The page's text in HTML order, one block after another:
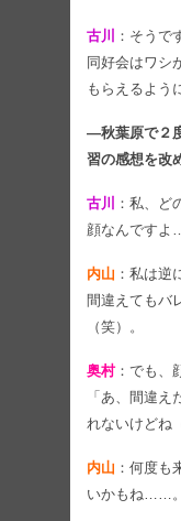
古川
：そうで
同好会はワシ
もらえるよう
―秋葉原で２
習の感想を改
古川
：私、ど
顔なんですよ
内山 ：私は逆
間違えてもバ
（笑）。
奥村：でも、
「あ、間違
れないけどね
内山 ：何度も
いかもね……